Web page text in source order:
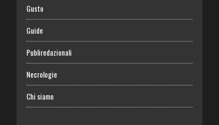
Gusto
Guide
Publiredazionali
Necrologie
Chi siamo